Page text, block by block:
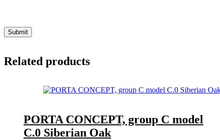
Submit
Related products
PORTA CONCEPT, group C model
C.0 Siberian Oak